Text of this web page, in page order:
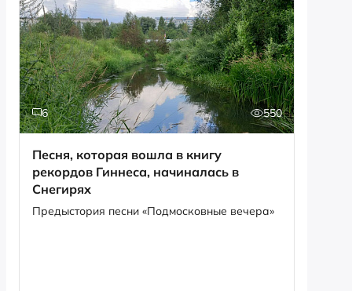
6 550
Песня, которая вошла в книгу
рекордов Гиннеса, начиналась в
Снегирях
Предыстория песни «Подмосковные вечера»